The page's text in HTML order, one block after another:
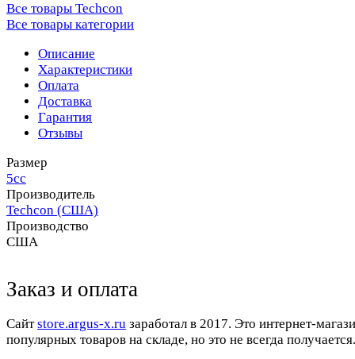
Все товары Techcon
Все товары категории
Описание
Характеристики
Оплата
Доставка
Гарантия
Отзывы
Размер
5сс
Производитель
Techcon (США)
Производство
США
Заказ и оплата
Cайтstore.argus-x.ru заработал в 2017. Это интернет-
популярных товаров на складе, но это не всегда